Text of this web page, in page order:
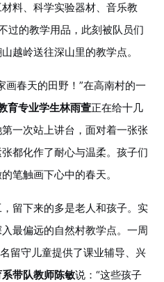
料、科学实验器材、音乐教
过的教学用品，此刻被队员们
越岭送往深山里的教学点。
画春天的田野！”在高南村的一
育专业学生林雨萱正在给十几
一次站上讲台，面对着一张张
都化作了耐心与温柔。孩子们
笔触画下心中的春天。
留下来的多是老人和孩子。实
最偏远的自然村教学点。一周
留守儿童提供了课业辅导、兴
带队教师陈敏说：“这些孩子